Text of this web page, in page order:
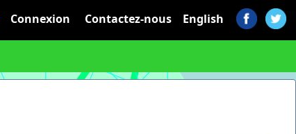
Connexion Contactez-nous English